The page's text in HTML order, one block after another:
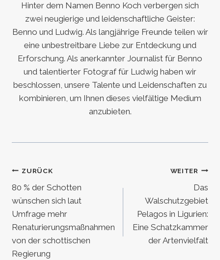
Hinter dem Namen Benno Koch verbergen sich
zwei neugierige und leidenschaftliche Geister:
Benno und Ludwig. Als langjährige Freunde teilen wir
eine unbestreitbare Liebe zur Entdeckung und
Erforschung. Als anerkannter Journalist für Benno
und talentierter Fotograf für Ludwig haben wir
beschlossen, unsere Talente und Leidenschaften zu
kombinieren, um Ihnen dieses vielfältige Medium
anzubieten.
Beitragsnavigation
ZURÜCK
80 % der Schotten
wünschen sich laut
Umfrage mehr
Renaturierungsmaßnahmen
von der schottischen
Regierung
WEITER
Das
Walschutzgebiet
Pelagos in Ligurien:
Eine Schatzkammer
der Artenvielfalt